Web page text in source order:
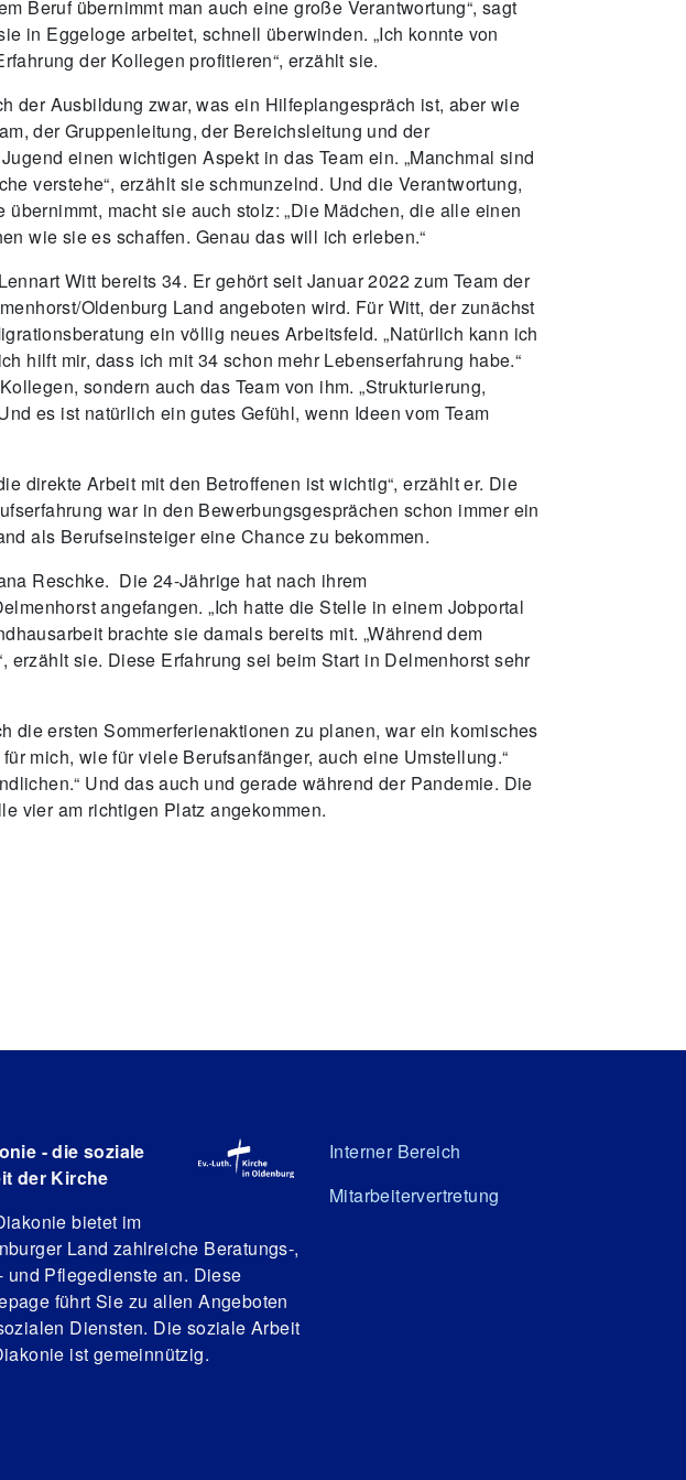
Beruf übernimmt man auch eine große Verantwortung“, sagt
in Eggeloge arbeitet, schnell überwinden. „Ich konnte von
der Kollegen profitieren“, erzählt sie.
der Ausbildung zwar, was ein Hilfeplangespräch ist, aber wie
der Gruppenleitung, der Bereichsleitung und der
einen wichtigen Aspekt in das Team ein. „Manchmal sind
verstehe“, erzählt sie schmunzelnd. Und die Verantwortung,
macht sie auch stolz: „Die Mädchen, die alle einen
wie sie es schaffen. Genau das will ich erleben.“
Witt bereits 34. Er gehört seit Januar 2022 zum Team der
Oldenburg Land angeboten wird. Für Witt, der zunächst
ein völlig neues Arbeitsfeld. „Natürlich kann ich
hilft mir, dass ich mit 34 schon mehr Lebenserfahrung habe.“
sondern auch das Team von ihm. „Strukturierung,
es ist natürlich ein gutes Gefühl, wenn Ideen vom Team
direkte Arbeit mit den Betroffenen ist wichtig“, erzählt er. Die
war in den Bewerbungsgesprächen schon immer ein
als Berufseinsteiger eine Chance zu bekommen.
Reschke. Die 24-Jährige hat nach ihrem
angefangen. „Ich hatte die Stelle in einem Jobportal
brachte sie damals bereits mit. „Während dem
sie. Diese Erfahrung sei beim Start in Delmenhorst sehr
die ersten Sommerferienaktionen zu planen, war ein komisches
mich, wie für viele Berufsanfänger, auch eine Umstellung.“
Und das auch und gerade während der Pandemie. Die
vier am richtigen Platz angekommen.
- die soziale
der Kirche
bietet im
Land zahlreiche Beratungs-,
und Pflegedienste an. Diese
führt Sie zu allen Angeboten
Diensten. Die soziale Arbeit
ist gemeinnützig.
Interner Bereich
Mitarbeitervertretung